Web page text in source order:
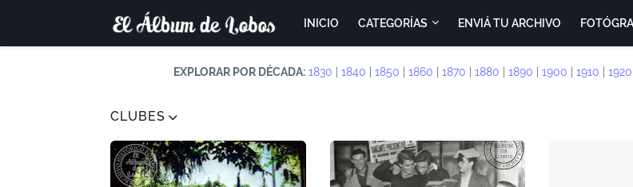
INICIO CATEGORÍAS ENVIÁ TU ARCHIVO
EXPLORAR POR DÉCADA: 1830 1840 1850 1860 1870 1880 1890 1900 1910 1920
CLUBES